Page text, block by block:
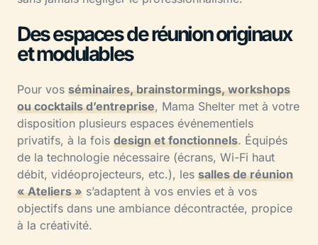
Des espaces de réunion originaux
et modulables
Pour vos séminaires, brainstormings, workshops
ou cocktails d’entreprise, Mama Shelter met à votre
disposition plusieurs espaces événementiels
privatifs, à la fois design et fonctionnels. Équipés
de la technologie nécessaire (écrans, Wi-Fi haut
débit, vidéoprojecteurs, etc.), les salles de réunion
« Ateliers » s’adaptent à vos envies et à vos
objectifs dans une ambiance décontractée, propice
à la créativité.